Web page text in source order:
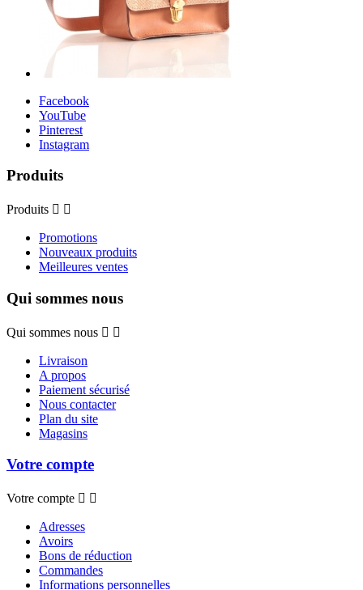
Facebook
YouTube
Pinterest
Instagram
Produits
Produits  
Promotions
Nouveaux produits
Meilleures ventes
Qui sommes nous
Qui sommes nous  
Livraison
A propos
Paiement sécurisé
Nous contacter
Plan du site
Magasins
Votre compte
Votre compte  
Adresses
Avoirs
Bons de réduction
Commandes
Informations personnelles